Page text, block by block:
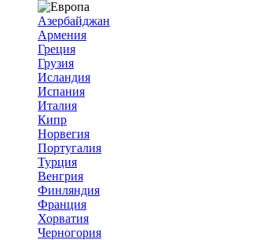
Азербайджан
Армения
Греция
Грузия
Исландия
Испания
Италия
Кипр
Норвегия
Португалия
Турция
Венгрия
Финляндия
Франция
Хорватия
Черногория